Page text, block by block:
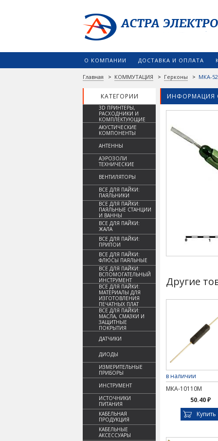
О КОМПАНИИ ДОСТАВКА И ОПЛАТА
Главная > КОММУТАЦИЯ > Герконы > МКА-
КАТЕГОРИИ ИНФОРМАЦИЯ
3D ПРИНТЕРЫ,
РАСХОДНИКИ И
КОМПЛЕКТУЮЩИЕ
АКУСТИЧЕСКИЕ
КОМПОНЕНТЫ
АНТЕННЫ
АЭРОЗОЛИ
ТЕХНИЧЕСКИЕ
ВЕНТИЛЯТОРЫ
ВСЕ ДЛЯ ПАЙКИ:
ПАЯЛЬНИКИ
ВСЕ ДЛЯ ПАЙКИ:
ПАЯЛЬНЫЕ СТАНЦИИ
И ВАННЫ
ВСЕ ДЛЯ ПАЙКИ:
ЖАЛА
ВСЕ ДЛЯ ПАЙКИ:
ПРИПОИ
ВСЕ ДЛЯ ПАЙКИ:
ФЛЮСЫ ПАЯЛЬНЫЕ
ВСЕ ДЛЯ ПАЙКИ:
ВСПОМОГАТЕЛЬНЫЙ
ИНСТРУМЕНТ
ВСЕ ДЛЯ ПАЙКИ:
МАТЕРИАЛЫ ДЛЯ
ИЗГОТОВЛЕНИЯ
ПЕЧАТНЫХ ПЛАТ
ВСЕ ДЛЯ ПАЙКИ:
МАСЛА, СМАЗКИ И
ЗАЩИТНЫЕ
ПОКРЫТИЯ
ДАТЧИКИ
ДИОДЫ
ИЗМЕРИТЕЛЬНЫЕ
ПРИБОРЫ
ИНСТРУМЕНТ
ИСТОЧНИКИ
ПИТАНИЯ
КАБЕЛЬНАЯ
ПРОДУКЦИЯ
КАБЕЛЬНЫЕ
АКСЕССУАРЫ
Другие
в наличии
МКА-10110М
50.40 ₽
Купить